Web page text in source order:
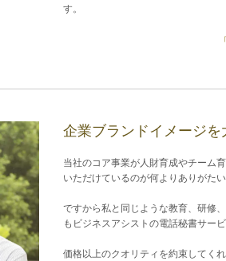
す。
企業ブランドイメージ
当社のコア事業が人財育成やチーム
いただけているのが何よりありがたい
ですから私と同じような教育、研修
もビジネスアシストの電話秘書サー
価格以上のクオリティを約束してく